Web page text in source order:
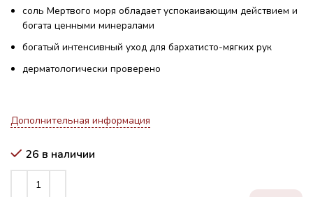
соль Мертвого моря обладает успокаивающим действием и
богата ценными минералами
богатый интенсивный уход для бархатисто-мягких рук
дерматологически проверено
Дополнительная информация
26 в наличии